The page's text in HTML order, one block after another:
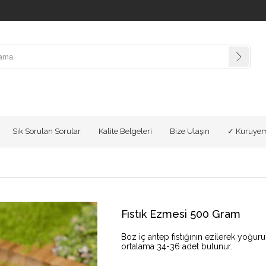
Sık Sorulan Sorular Kalite Belgeleri Bize Ulaşın ✓
Fıstık Ezmesi 500 Gram
Boz iç antep fıstığının ezilerek
ortalama 34-36 adet bulunur.